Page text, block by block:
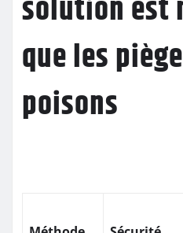
solution est
que les
poisons